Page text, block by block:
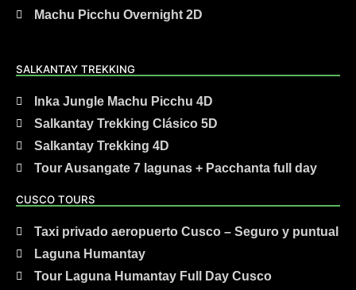
Machu Picchu Overnight 2D
SALKANTAY TREKKING
Inka Jungle Machu Picchu 4D
Salkantay Trekking Clásico 5D
Salkantay Trekking 4D
Tour Ausangate 7 lagunas + Pacchanta full day
CUSCO TOURS
Taxi privado aeropuerto Cusco – Seguro y puntual
Laguna Humantay
Tour Laguna Humantay Full Day Cusco